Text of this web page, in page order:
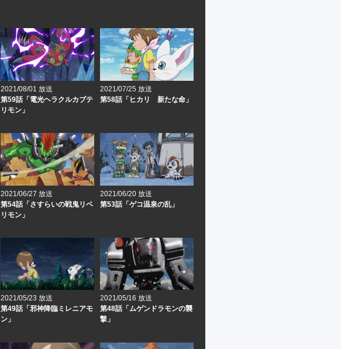
2021/08/01 放送
第59話「電光ヘラクルカブテ
リモン」
2021/07/25 放送
第58話「ヒカリ 新たな命」
2021/06/27 放送
第54話「さすらいの戦鬼リベ
リモン」
2021/06/20 放送
第53話「ゲコ温泉の乱」
2021/05/23 放送
第49話「邪神降臨ミレニアモ
ン」
2021/05/16 放送
第48話「ムゲンドラモンの襲
撃」